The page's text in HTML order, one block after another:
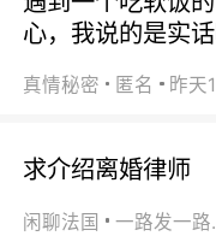
心，我说的是实
真情秘密 匿名 昨天
求介绍离婚律师
闲聊法国 一